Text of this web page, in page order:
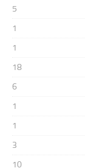
5
1
1
18
6
1
1
3
10